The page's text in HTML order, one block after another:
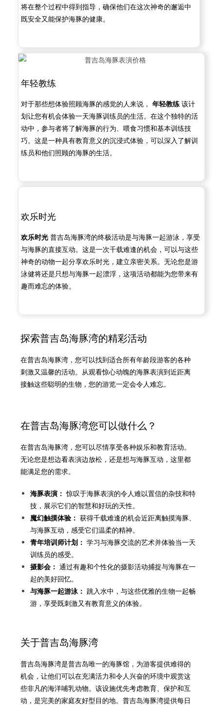
将在整个过程中得到指导，确保他们在这次神奇的邂逅中
既安全又能保护海豚的健康。
年轻教练
对于那些想体验照顾海豚的感觉的人来说，年轻教练 该计
划让您有机会体验一天海豚训练员的生活。在这个独特的活
动中，参与者将了解海豚的行为、喂食习惯和基本训练技
巧。这是一种具有教育意义的沉浸式体验，可以深入了解训
练员和他们照顾的海豚的生活。
欢乐时光
欢乐时光 普吉岛海豚湾的终极活动是与海豚一起游泳，享受
与海豚的直接互动。这是一次千载难逢的机会，可以与这些
神奇的动物一起分享欢乐时光，建立亲密关系。无论您是游
泳健将还是只想与海豚一起漂浮，这项活动都能为您带来有
趣而难忘的体验。
探索普吉岛海豚湾的精彩活动
在普吉岛海豚湾，您可以找到适合所有年龄段游客的各种
刺激又温馨的活动。从观看惊心动魄的海豚表演到近距离
接触这些聪明的生物，您的游览一定会令人难忘。
在普吉岛海豚湾您可以做什么？
在普吉岛海豚湾，您可以尽情享受各种娱乐和教育活动。
无论您是想边看表演边放松，还是想与海豚互动，这里都
能满足您的需求。
海豚表演： 惊叹于海豚表演的令人难以置信的杂技和特
技，展示它们的智慧和好玩的天性。
魔幻触摸体验： 获得千载难逢的机会近距离触摸海豚、
与海豚互动，感受它们温柔的精神。
青年培训师计划： 学习与海豚交流的艺术并体验当一天
训练员的感受。
摄影会： 通过有趣和个性化的摄影活动捕捉与海豚在一
起的美好回忆。
与海豚一起游泳： 跳入水中，与这些优雅的生物一起畅
游，享受既刺激又有教育意义的体验。
关于普吉岛海豚湾
普吉岛海豚湾是普吉岛唯一的海豚馆，为游客提供难得的
机会，让他们可以在充满活力和令人兴奋的环境中观赏这
些非凡的海洋哺乳动物。该设施优先考虑教育、保护和互
动，是完美的家庭友好型目的地。普吉岛海豚湾提供每日